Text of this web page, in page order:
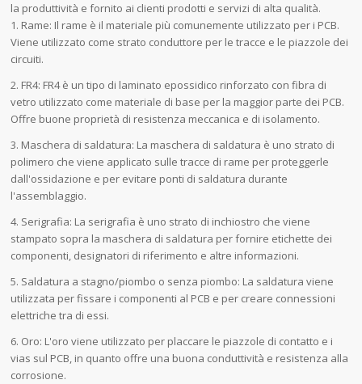
la produttività e fornito ai clienti prodotti e servizi di alta qualità.
1. Rame: Il rame è il materiale più comunemente utilizzato per i PCB.
Viene utilizzato come strato conduttore per le tracce e le piazzole dei
circuiti.
2. FR4: FR4 è un tipo di laminato epossidico rinforzato con fibra di
vetro utilizzato come materiale di base per la maggior parte dei PCB.
Offre buone proprietà di resistenza meccanica e di isolamento.
3. Maschera di saldatura: La maschera di saldatura è uno strato di
polimero che viene applicato sulle tracce di rame per proteggerle
dall'ossidazione e per evitare ponti di saldatura durante
l'assemblaggio.
4. Serigrafia: La serigrafia è uno strato di inchiostro che viene
stampato sopra la maschera di saldatura per fornire etichette dei
componenti, designatori di riferimento e altre informazioni.
5. Saldatura a stagno/piombo o senza piombo: La saldatura viene
utilizzata per fissare i componenti al PCB e per creare connessioni
elettriche tra di essi.
6. Oro: L'oro viene utilizzato per placcare le piazzole di contatto e i
vias sul PCB, in quanto offre una buona conduttività e resistenza alla
corrosione.